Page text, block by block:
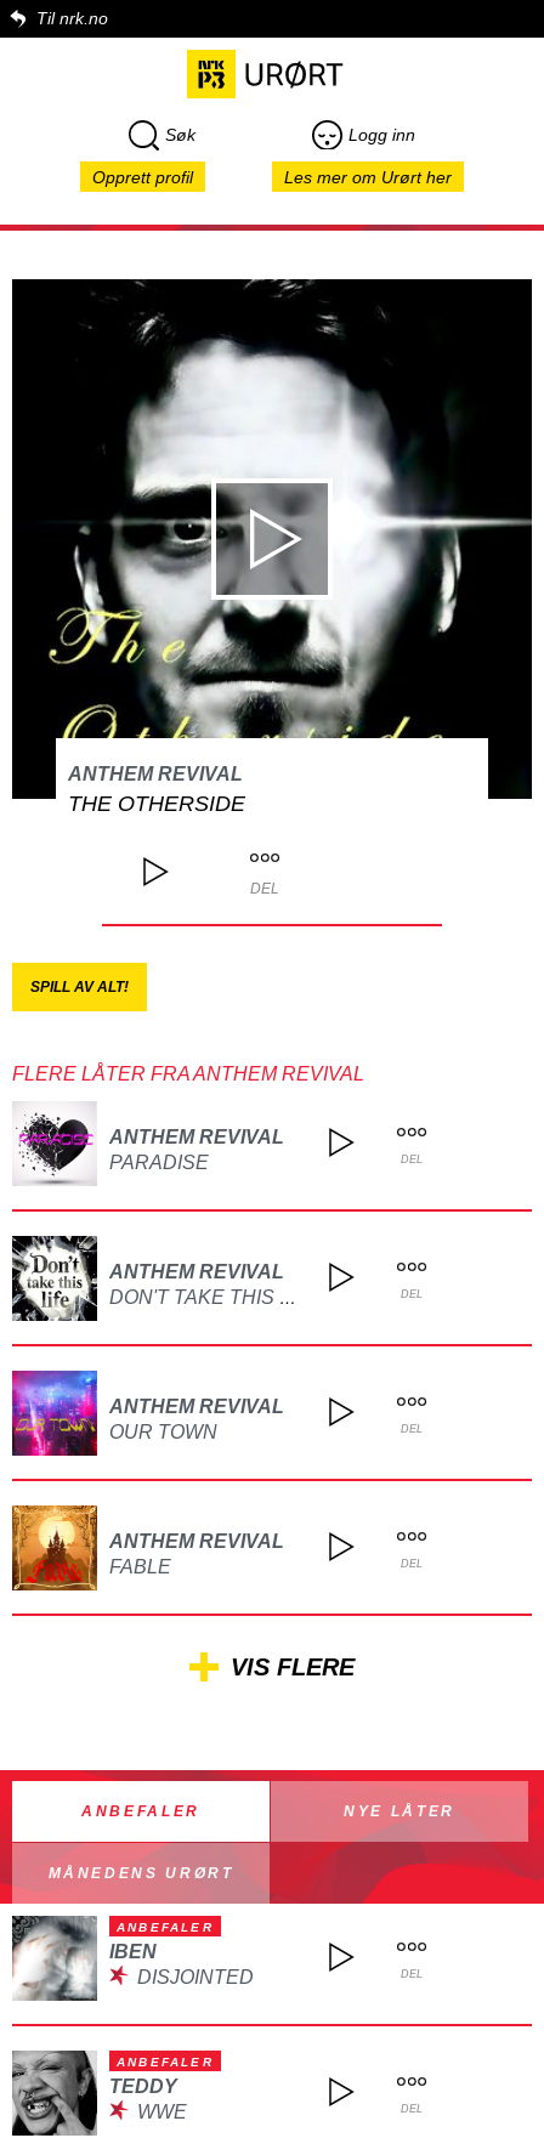
Til nrk.no
Søk Logg inn
Opprett profil Les mer om Urørt her
ANTHEM REVIVAL
THE OTHERSIDE
DEL
SPILL AV ALT!
FLERE LÅTER FRA ANTHEM REVIVAL
ANTHEM REVIVAL
PARADISE
DEL
ANTHEM REVIVAL
DON'T TAKE THIS LIFE DEL
ANTHEM REVIVAL
OUR TOWN
DEL
ANTHEM REVIVAL
FABLE
DEL
VIS FLERE
ANBEFALER NYE LÅTER
MÅNEDENS URØRT
ANBEFALER
IBEN
DISJOINTED
DEL
ANBEFALER
TEDDY
WWE
DEL